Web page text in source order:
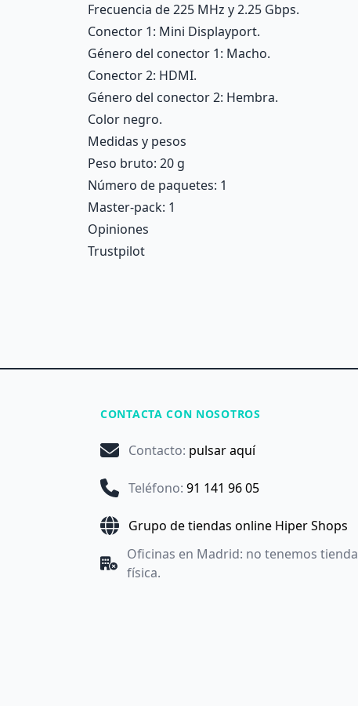
Frecuencia de 225 MHz y 2.25 Gbps.
Conector 1: Mini Displayport.
Género del conector 1: Macho.
Conector 2: HDMI.
Género del conector 2: Hembra.
Color negro.
Medidas y pesos
Peso bruto: 20 g
Número de paquetes: 1
Master-pack: 1
Opiniones
Trustpilot
CONTACTA CON NOSOTROS
Contacto: pulsar aquí
Teléfono: 91 141 96 05
Grupo de tiendas online Hiper Shops
Oficinas en Madrid: no tenemos tienda
física.